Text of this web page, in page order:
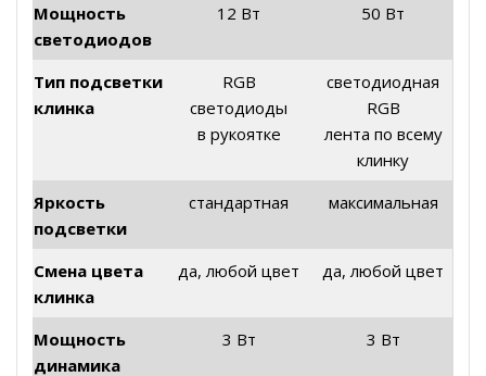
Мощность
светодиодов
12 Вт 50 Вт
Тип подсветки
клинка
RGB
светодиоды
в рукоятке
светодиодная
RGB
лента по всему
клинку
Яркость
подсветки
стандартная максимальная
Смена цвета
клинка
да, любой цвет да, любой цвет
Мощность
динамика
3 Вт 3 Вт